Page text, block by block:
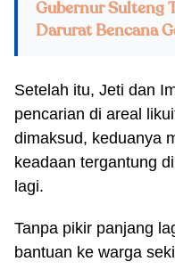
Gubernur Sulteng
Darurat Bencana
Setelah itu, Jeti dan
pencarian di areal
dimaksud, keduanya
keadaan tergantung
lagi.
Tanpa pikir panjang
bantuan ke warga